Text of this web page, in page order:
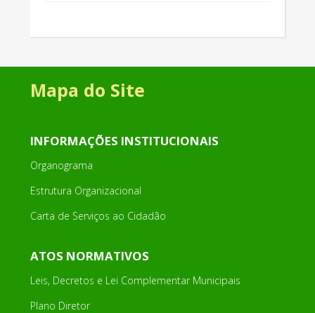
Mapa do Site
INFORMAÇÕES INSTITUCIONAIS
Organograma
Estrutura Organizacional
Carta de Serviços ao Cidadão
ATOS NORMATIVOS
Leis, Decretos e Lei Complementar Municipais
Plano Diretor